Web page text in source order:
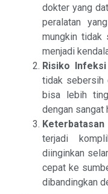
dokter yang
peralatan
mungkin tidak
menjadi
Risiko
tidak sebersih
bisa lebih
dengan sangat
terjadi
diinginkan
cepat ke
dibandingkan